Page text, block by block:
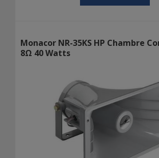
Monacor NR-35KS HP Chambre Compression
8Ω 40 Watts